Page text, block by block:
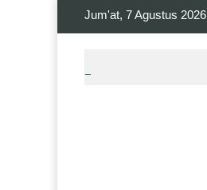
Jum'at, 7 Agustus 2026